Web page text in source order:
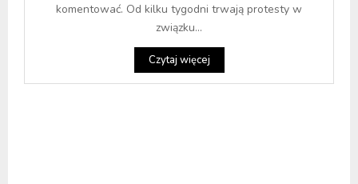
komentować. Od kilku tygodni trwają protesty w
związku...
Czytaj więcej